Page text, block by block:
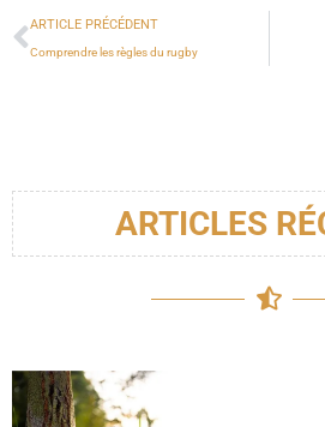
ARTICLE PRÉCÉDENT
Comprendre les règles du rugby
ARTICLES